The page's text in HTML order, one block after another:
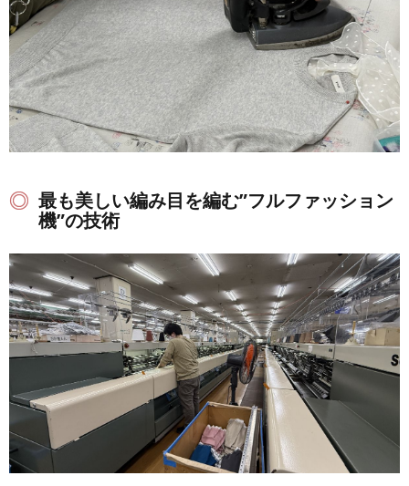
最も美しい編み目を編む”フルファッション
機”の技術